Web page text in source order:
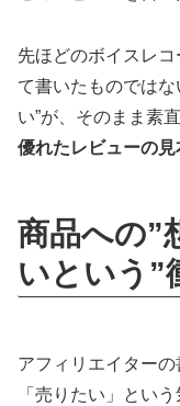
先ほどのボイスレ
て書いたものでは
い”が、そのまま素
優れたレビューの見
商品への”
いという”
アフィリエイター
「売りたい」とい